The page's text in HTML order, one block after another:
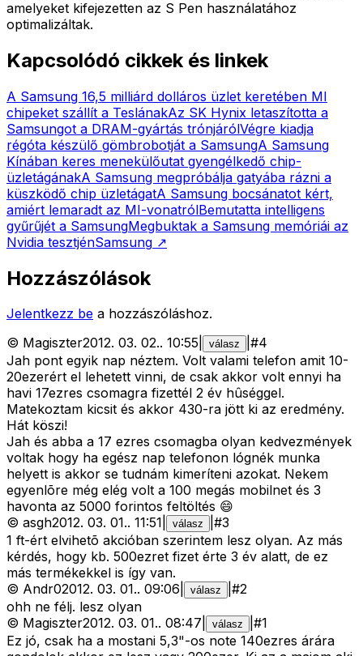
amelyeket kifejezetten az S Pen használatához
optimalizáltak.
Kapcsolódó cikkek és linkek
A Samsung 16,5 milliárd dolláros üzlet keretében MI
chipeket szállít a TeslánakAz SK Hynix letaszította a
Samsungot a DRAM-gyártás trónjárólVégre kiadja
régóta készülő gömbrobotját a SamsungA Samsung
Kínában keres menekülőutat gyengélkedő chip-
üzletágánakA Samsung megpróbálja gatyába rázni a
küszködő chip üzletágatA Samsung bocsánatot kért,
amiért lemaradt az MI-vonatrólBemutatta intelligens
gyűrűjét a SamsungMegbuktak a Samsung memóriái az
Nvidia tesztjénSamsung ↗
Hozzászólások
Jelentkezz be a hozzászóláshoz.
© Magiszter2012. 03. 02.. 10:55 válasz #4
Jah pont egyik nap néztem. Volt valami telefon amit 10-
20ezerért el lehetett vinni, de csak akkor volt ennyi ha
havi 17ezres csomagra fizettél 2 év hûséggel.
Matekoztam kicsit és akkor 430-ra jött ki az eredmény.
Hát köszi!
Jah és abba a 17 ezres csomagba olyan kedvezmények
voltak hogy ha egész nap telefonon lógnék munka
helyett is akkor se tudnám kimeríteni azokat. Nekem
egyenlõre még elég volt a 100 megás mobilnet és 3
havonta az 5000 forintos feltöltés 😄
© asgh2012. 03. 01.. 11:51 válasz #3
1 ft-ért elvihetõ akcióban szerintem lesz olyan. Az más
kérdés, hogy kb. 500ezret fizet érte 3 év alatt, de ez
más termékekkel is így van.
© Andr02012. 03. 01.. 09:06 válasz #2
ohh ne félj. lesz olyan
© Magiszter2012. 03. 01.. 08:47 válasz #1
Ez jó, csak ha a mostani 5,3"-os note 140ezres árára